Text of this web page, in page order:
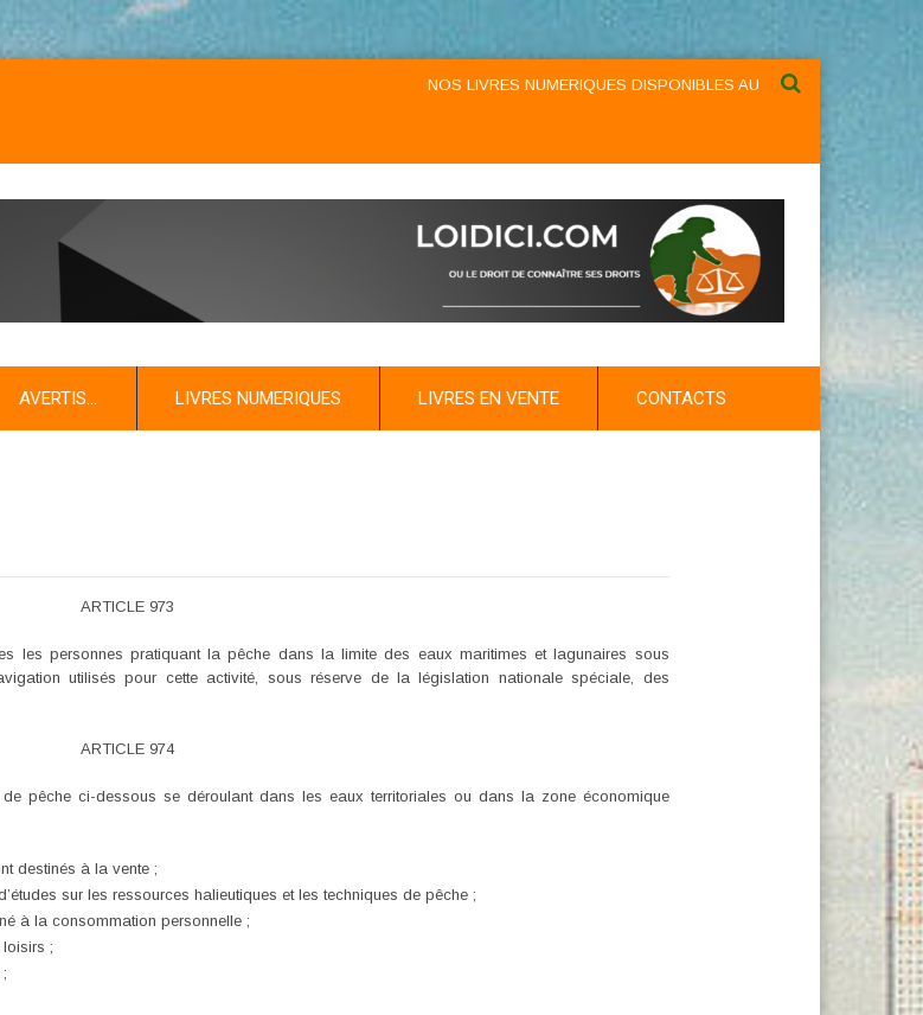
NOS LIVRES NUMERIQUES DISPONIBLES AU NIVEAU DU MENU ...NOS
AVERTIS… LIVRES NUMERIQUES LIVRES EN VENTE CONTACTS
ARTICLE 973
les personnes pratiquant la pêche dans la limite des eaux maritimes et lagunaires sous
utilisés pour cette activité, sous réserve de la législation nationale spéciale, des
ARTICLE 974
pêche ci-dessous se déroulant dans les eaux territoriales ou dans la zone économique
destinés à la vente ;
sur les ressources halieutiques et les techniques de pêche ;
à la consommation personnelle ;
;